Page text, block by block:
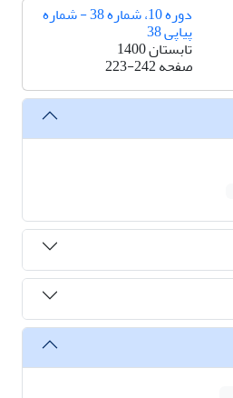
دوره 10، شماره 38 - شماره
پیاپی 38
تابستان 1400
صفحه223-242